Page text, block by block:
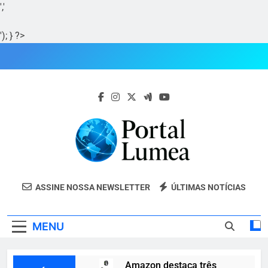
','
'); } ?>
Portal Lumea
Portal Lumea: As Últimas Notícias Do
ASSINE NOSSA NEWSLETTER ÚLTIMAS NOTÍCIAS
MENU
Amazon destaca três